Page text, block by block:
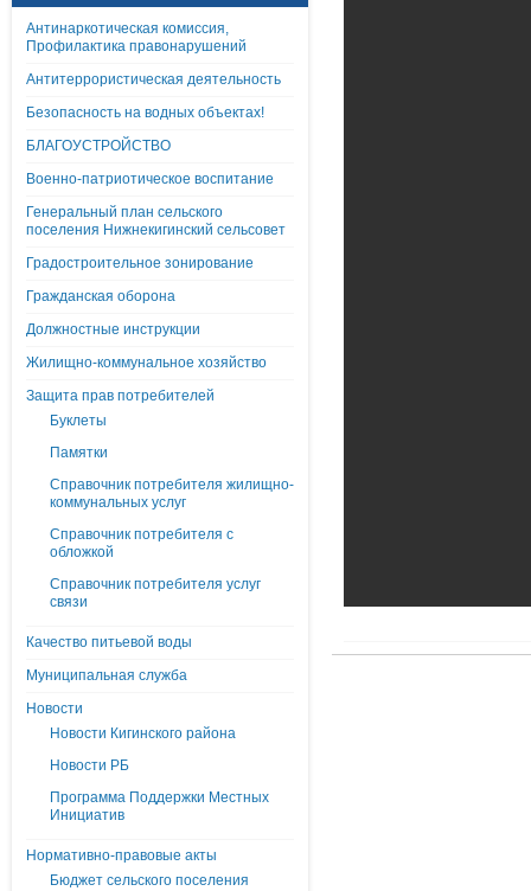
Антинаркотическая комиссия,
Профилактика правонарушений
Антитеррористическая деятельность
Безопасность на водных объектах!
БЛАГОУСТРОЙСТВО
Военно-патриотическое воспитание
Генеральный план сельского
поселения Нижнекигинский сельсовет
Градостроительное зонирование
Гражданская оборона
Должностные инструкции
Жилищно-коммунальное хозяйство
Защита прав потребителей
Буклеты
Памятки
Справочник потребителя жилищно-
коммунальных услуг
Справочник потребителя с
обложкой
Справочник потребителя услуг
связи
Качество питьевой воды
Муниципальная служба
Новости
Новости Кигинского района
Новости РБ
Программа Поддержки Местных
Инициатив
Нормативно-правовые акты
Бюджет сельского поселения